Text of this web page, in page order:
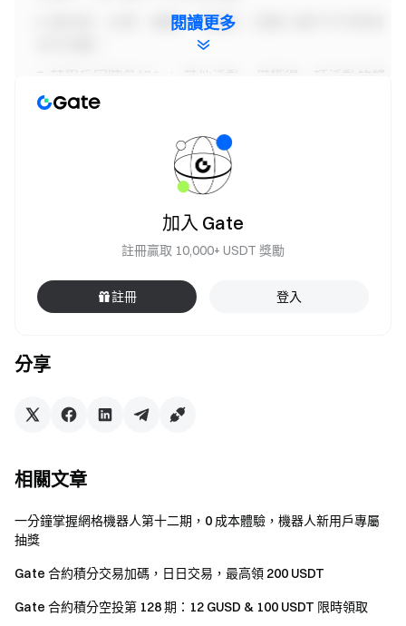
做市商、企業、機構、代理商、合夥人帳戶不可參與
若用戶同時參加Gate其他活動，僅獲得一項活動的獎
勵。
如果翻譯版本與英文原文有任何差異，以英文版本爲
Gate保留最終解釋權。
本活動與Apple Inc.無關。
英國以及其他受限地區的使用者無法使用全部或部分
細資訊請閱讀User Agreement
。請注意我們無意向此
類受限地區的客戶進行招攬或行銷。
Gate團隊 2025年4月25日 **加密貨幣之門** 安全、快捷、
輕鬆交易超過 4,900 種加密貨幣 **立即行動**
關注官方頻道**
訪問Gate 官網
100% 儲備金證明
閱讀更多
分享
加入 Gate
註冊贏取 10,000+ USDT 獎勵
註冊 登入
相關文章
一分鐘掌握網格機器人第十二期，0 成本體驗，機器人新用戶專屬
抽獎
Gate 合約積分交易加碼，日日交易，最高領 200 USDT
Gate 合約積分空投第 128 期：12 GUSD & 100 USDT 限時領取